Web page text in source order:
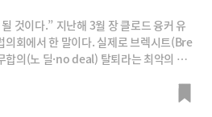
것이다.” 지난해 3월 장 클로드 융커 유
의회에서 한 말이다. 실제로 브렉시트(Bre
합의(노 딜·no deal) 탈퇴라는 최악의 시
관 유거브(YouGov)에 따르면 지난해 8